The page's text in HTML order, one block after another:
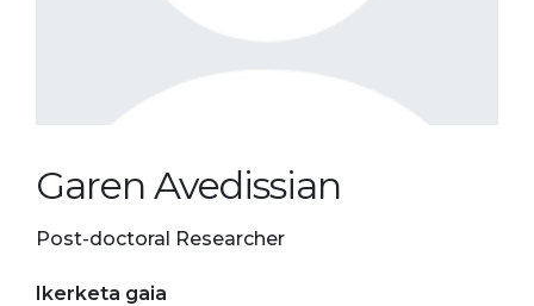
Garen Avedissian
Post-doctoral Researcher
Ikerketa gaia